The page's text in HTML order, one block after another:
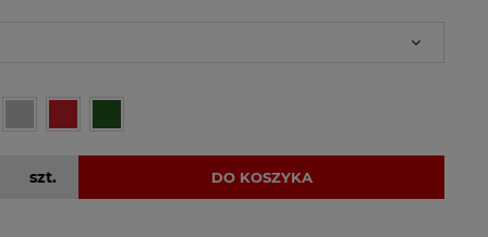
szt. DO KOSZYKA